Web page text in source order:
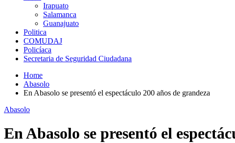
Irapuato
Salamanca
Guanajuato
Politica
COMUDAJ
Policíaca
Secretaria de Seguridad Ciudadana
Home
Abasolo
En Abasolo se presentó el espectáculo 200 años de grandeza
Abasolo
En Abasolo se presentó el